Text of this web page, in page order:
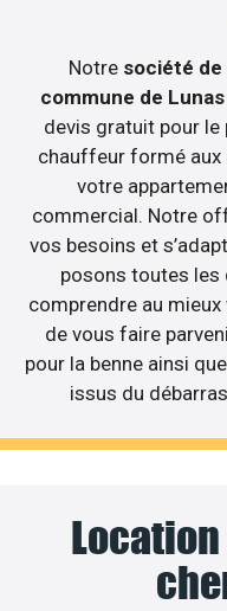
Notre société de
commune de Lunas
devis gratuit pour le
chauffeur formé aux
votre
commercial. Notre
vos besoins et
posons toutes les
comprendre au
de vous faire
pour la benne ainsi
issus du